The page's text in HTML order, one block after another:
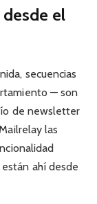
el
secuencias
— son
de newsletter
las
ahí desde